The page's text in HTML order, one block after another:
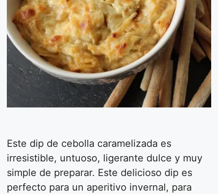
Este dip de cebolla caramelizada es
irresistible, untuoso, ligerante dulce y muy
simple de preparar. Este delicioso dip es
perfecto para un aperitivo invernal, para